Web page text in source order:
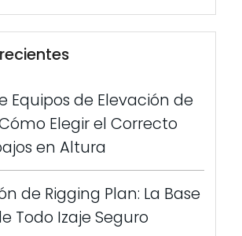
Equipos de Elevación de
Elegir el Correcto
en Altura
de Rigging Plan: La Base
Todo Izaje Seguro